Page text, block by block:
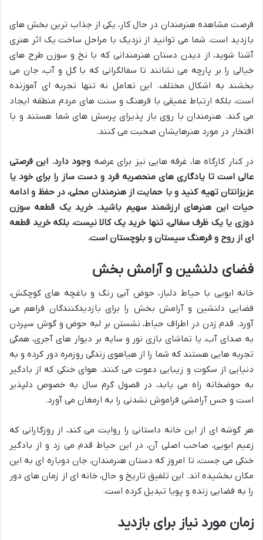
فرصت مشاهده هنرمندان در حال کار، یکی از جذاب ترین بخش های
بازدید است. شما می توانید از نزدیک با مراحل ساخت یک اثر هنری
آشنا شوید، از دیدن دستان هنرمندانی که با نخ و سوزن طرح های
خیالی را بر پارچه می نشانند تا سفالگرانی که با گل و آب، جان می
بخشند به اشکال مختلف. این تعامل نه تنها تجربه ای آموزنده
است، بلکه ارتباط عمیقی با فرهنگ و سنت های مردم منطقه ایجاد
می کند. هنرمندان با روی باز پذیرای پرسش های شما هستند و با
افتخار در مورد هنرهایشان صحبت می کنند.
در کنار کارگاه ها، غرفه هایی نیز برای عرضه وجود دارد. این فرصتی
عالی است تا یادگاری های منحصربه فرد و دست ساز را برای خود یا
عزیزانتان تهیه کنید و با حمایت از هنرمندان محلی، در حفظ و ادامه
حیات این هنرهای ارزشمند سهیم باشید. خرید یک قطعه سوزن
دوزی یا یک ظرف سفالی، تنها خرید یک کالا نیست، بلکه خرید قطعه
ای از روح و فرهنگ سیستان و بلوچستان است.
فضای دلنشین و آرامش بخش
خانه ابویی با حیاط دلباز، حوض آبی رنگ و باغچه های کوچکش،
فضایی دلنشین و آرامش بخش را برای بازدیدکنندگان فراهم می
آورد. قدم زدن در اطراف حیاط، نشستن بر لبه حوض و گوش سپردن
به صدای آب، یا تماشای بازی نور و سایه بر دیوار های آجری، همگی
تجربه هایی هستند که شما را از هیاهوی زندگی روزمره دور کرده و به
دنیایی از سکوت و زیبایی دعوت می کنند. هوای خنکی که از بادگیر
به حوضخانه راه می یابد، در فصول گرم سال به خصوص دلپذیر
است و حس آرامشی فراموش نشدنی را به ارمغان می آورد.
هر گوشه ای از این خانه داستانی را روایت می کند، از روزگارانی که
زعیم ابویی، صاحب اصلی آن، در این حیاط قدم می زد و از بادگیر
خنکی می جست، تا امروز که دستان هنرمندان، جان دوباره ای به این
مکان بخشیده اند. این تلفیق تاریخ و حال، خانه ای از زمان های دور
را به فضایی زنده و پویا تبدیل کرده است.
زمان مورد نیاز برای بازدید